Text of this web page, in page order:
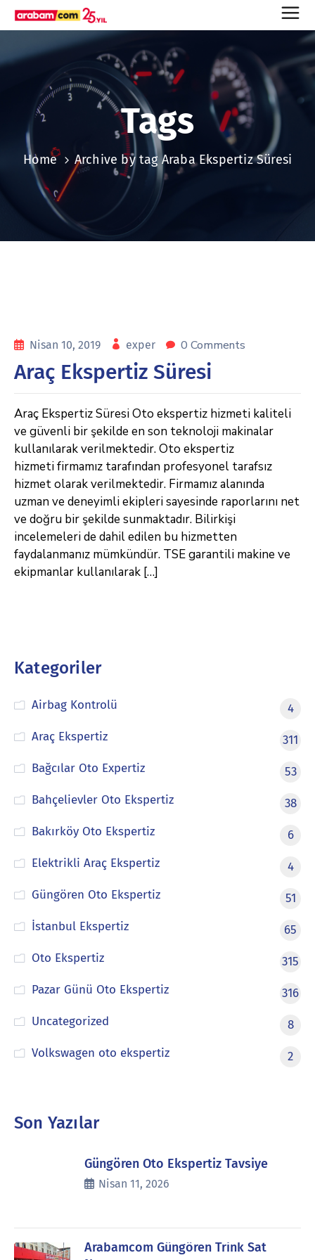
Tags
Home Archive by tag Araba Ekspertiz Süresi
Nisan 10, 2019 exper 0 Comments
Araç Ekspertiz Süresi
Araç Ekspertiz Süresi Oto ekspertiz hizmeti kaliteli
ve güvenli bir şekilde en son teknoloji makinalar
kullanılarak verilmektedir. Oto ekspertiz
hizmeti firmamız tarafından profesyonel tarafsız
hizmet olarak verilmektedir. Firmamız alanında
uzman ve deneyimli ekipleri sayesinde raporlarını net
ve doğru bir şekilde sunmaktadır. Bilirkişi
incelemeleri de dahil edilen bu hizmetten
faydalanmanız mümkündür. TSE garantili makine ve
ekipmanlar kullanılarak […]
Kategoriler
Airbag Kontrolü
4
Araç Ekspertiz
311
Bağcılar Oto Expertiz
53
Bahçelievler Oto Ekspertiz
38
Bakırköy Oto Ekspertiz
6
Elektrikli Araç Ekspertiz
4
Güngören Oto Ekspertiz
51
İstanbul Ekspertiz
65
Oto Ekspertiz
315
Pazar Günü Oto Ekspertiz
316
Uncategorized
8
Volkswagen oto ekspertiz
2
Son Yazılar
Güngören Oto Ekspertiz Tavsiye
Nisan 11, 2026
Arabamcom Güngören Trink Sat